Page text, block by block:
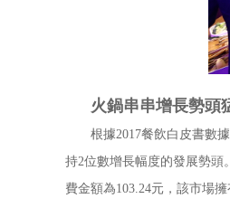
火鍋串串增長勢頭
根據2017餐飲白皮書數據
持2位數增長幅度的發展勢頭
費金額為103.24元，該市場